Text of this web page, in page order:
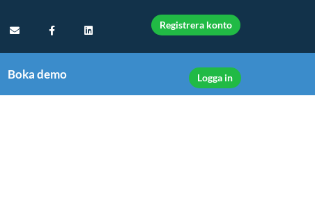
Registrera konto
Boka demo Logga in